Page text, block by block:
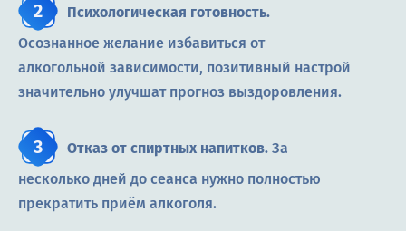
Психологическая готовность.
Осознанное желание избавиться от
алкогольной зависимости, позитивный настрой
значительно улучшат прогноз выздоровления.
Отказ от спиртных напитков. За
несколько дней до сеанса нужно полностью
прекратить приём алкоголя.